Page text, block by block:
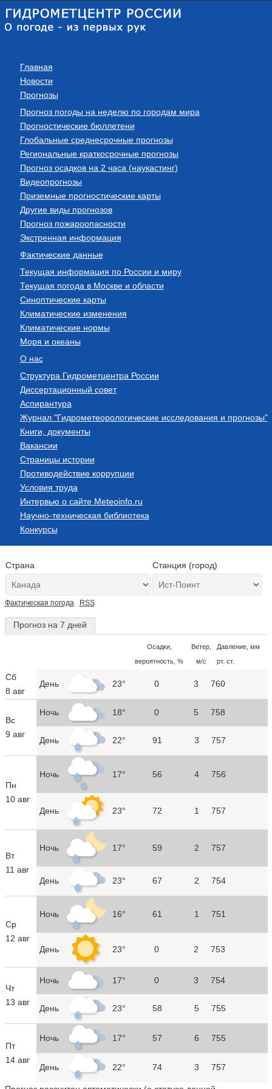
Главная
Новости
Прогнозы
Прогноз погоды на неделю по городам мира
Прогностические бюллетени
Глобальные среднесрочные прогнозы
Региональные краткосрочные прогнозы
Прогноз осадков на 2 часа (наукастинг)
Видеопрогнозы
Приземные прогностические карты
Другие виды прогнозов
Прогноз пожароопасности
Экстренная информация
Фактические данные
Текущая информация по России и миру
Текущая погода в Москве и области
Синоптические карты
Климатические изменения
Климатические нормы
Моря и океаны
О нас
Структура Гидрометцентра России
Диссертационный совет
Аспирантура
Журнал "Гидрометеорологические исследования и прогнозы"
Книги, документы
Вакансии
Страницы истории
Противодействие коррупции
Условия труда
Интервью о сайте Meteoinfo.ru
Научно-техническая библиотека
Конкурсы
Страна Станция (город)
Фактическая погода RSS
Прогноз на 7 дней
Осадки,
вероятность, %
Ветер,
м/с
Давление, мм
рт. ст.
Сб
8 авг
День 23° 0 3 760
Вс
9 авг
Ночь 18° 0 5 758
День 22° 91 3 757
Пн
10 авг
Ночь 17° 56 4 756
День 23° 72 1 757
Вт
11 авг
Ночь 17° 59 2 757
День 23° 67 2 754
Ср
12 авг
Ночь 16° 61 1 751
День 23° 0 2 753
Чт
13 авг
Ночь 17° 0 3 754
День 23° 58 5 755
Пт
14 авг
Ночь 17° 57 6 755
День 22° 74 3 757